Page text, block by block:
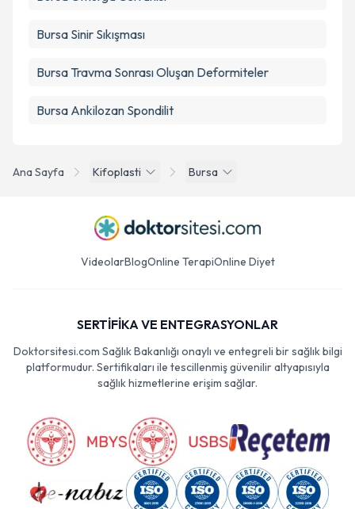
Ana Sayfa Kifoplasti Bursa
Bursa Sinir Sıkışması
Bursa Travma Sonrası Oluşan Deformiteler
Bursa Ankilozan Spondilit
VideolarBlogOnline TerapiOnline Diyet
SERTİFİKA VE ENTEGRASYONLAR
Doktorsitesi.com Sağlık Bakanlığı onaylı ve entegreli bir sağlık bilgi
platformudur. Sertifikaları ile tescillenmiş güvenilir altyapısıyla
sağlık hizmetlerine erişim sağlar.